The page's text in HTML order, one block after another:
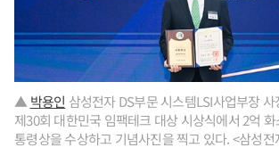
▲ 박용인 삼성전자 DS부문 시스템LSI사업부장
제30회 대한민국 임팩테크 대상 시상식에서 2억
통령상을 수상하고 기념사진을 찍고 있다. <삼성전